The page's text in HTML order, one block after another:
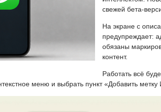
свежей бета-
На экране с
предупреждает:
обязаны
контент.
Работать всё
меню и выбрать пункт «Добавить метку